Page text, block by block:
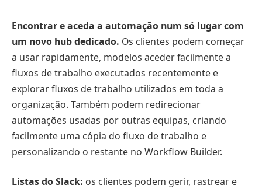
Encontrar e aceda a automação num só lugar com
um novo hub dedicado. Os clientes podem começar
a usar rapidamente, modelos aceder facilmente a
fluxos de trabalho executados recentemente e
explorar fluxos de trabalho utilizados ​​em toda a
organização. Também podem redirecionar
automações usadas por outras equipas, criando
facilmente uma cópia do fluxo de trabalho e
personalizando o restante no Workflow Builder.
Listas do Slack: os clientes podem gerir, rastrear e